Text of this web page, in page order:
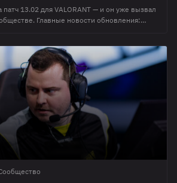
патч 13.02 для VALORANT — и он уже вызвал
Главные новости обновления:
научившись наносить почти миллион
изменения на русском языке. Все платформы